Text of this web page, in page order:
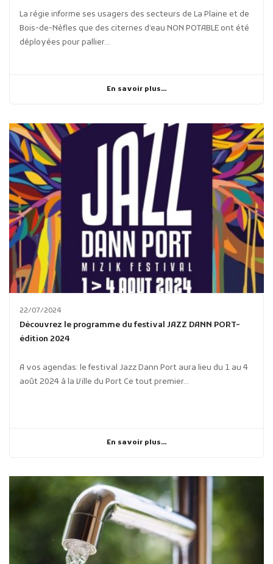
La régie informe ses usagers des secteurs de La Plaine et de
Bois-de-Nèfles que des citernes d’eau NON POTABLE ont été
déployées pour pallier...
En savoir plus...
22/07/2024
Découvrez le programme du festival JAZZ DANN PORT-
édition 2024
A vos agendas: le festival Jazz Dann Port aura lieu du 1 au 4
août 2024 à la Ville du Port Ce tout premier...
En savoir plus...